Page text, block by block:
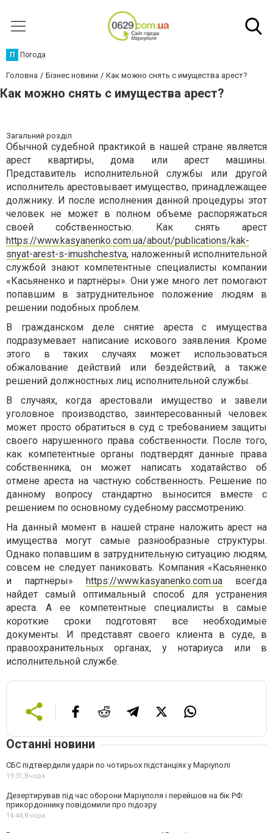
П Погода
Головна Бізнес новини Как можно снять с имущества арест?
Как можно снять с имущества арест?
Загальний розділ
Обычной судебной практикой в нашей стране является
арест квартиры, дома или арест машины.
Представитель исполнительной службы или другой
исполнитель арестовывает имущество, принадлежащее
должнику. И после исполнения данной процедуры этот
человек не может в полном объеме распоряжаться
своей собственностью. Как снять арест
https://www.kasyanenko.com.ua/about/publications/kak-
snyat-arest-s-imushchestva, наложенный исполнительной
службой знают компетентные специалисты компании
«Касьяненко и партнёры». Они уже много лет помогают
попавшим в затруднительное положение людям в
решении подобных проблем.
В гражданском деле снятие ареста с имущества
подразумевает написание искового заявления. Кроме
этого в таких случаях может использоваться
обжалование действий или бездействий, а также
решений должностных лиц исполнительной службы.
В случаях, когда арестовали имущество и завели
уголовное производство, заинтересованный человек
может просто обратиться в суд с требованием защиты
своего нарушенного права собственности. После того,
как компетентные органы подтвердят данные права
собственника, он может написать ходатайство об
отмене ареста на частную собственность. Решение по
данному вопросу стандартно выносится вместе с
решением по основному судебному рассмотрению.
На данный момент в нашей стране наложить арест на
имущества могут самые разнообразные структуры.
Однако попавшим в затруднительную ситуацию людям,
совсем не следует паниковать. Компания «Касьяненко
и партнёры» https://www.kasyanenko.com.ua всегда
найдет самый оптимальный способ для устранения
ареста. А ее компетентные специалисты в самые
короткие сроки подготовят все необходимые
документы. И представят своего клиента в суде, в
правоохранительных органах, у нотариуса или в
исполнительной службе.
Останні новини
СБС підтвердили удари по чотирьох підстанціях у Маріуполі
19:31,Вчора
Дезертирував під час оборони Маріуполя і перейшов на бік РФ:
прикордоннику повідомили про підозру
14:44,Вчора